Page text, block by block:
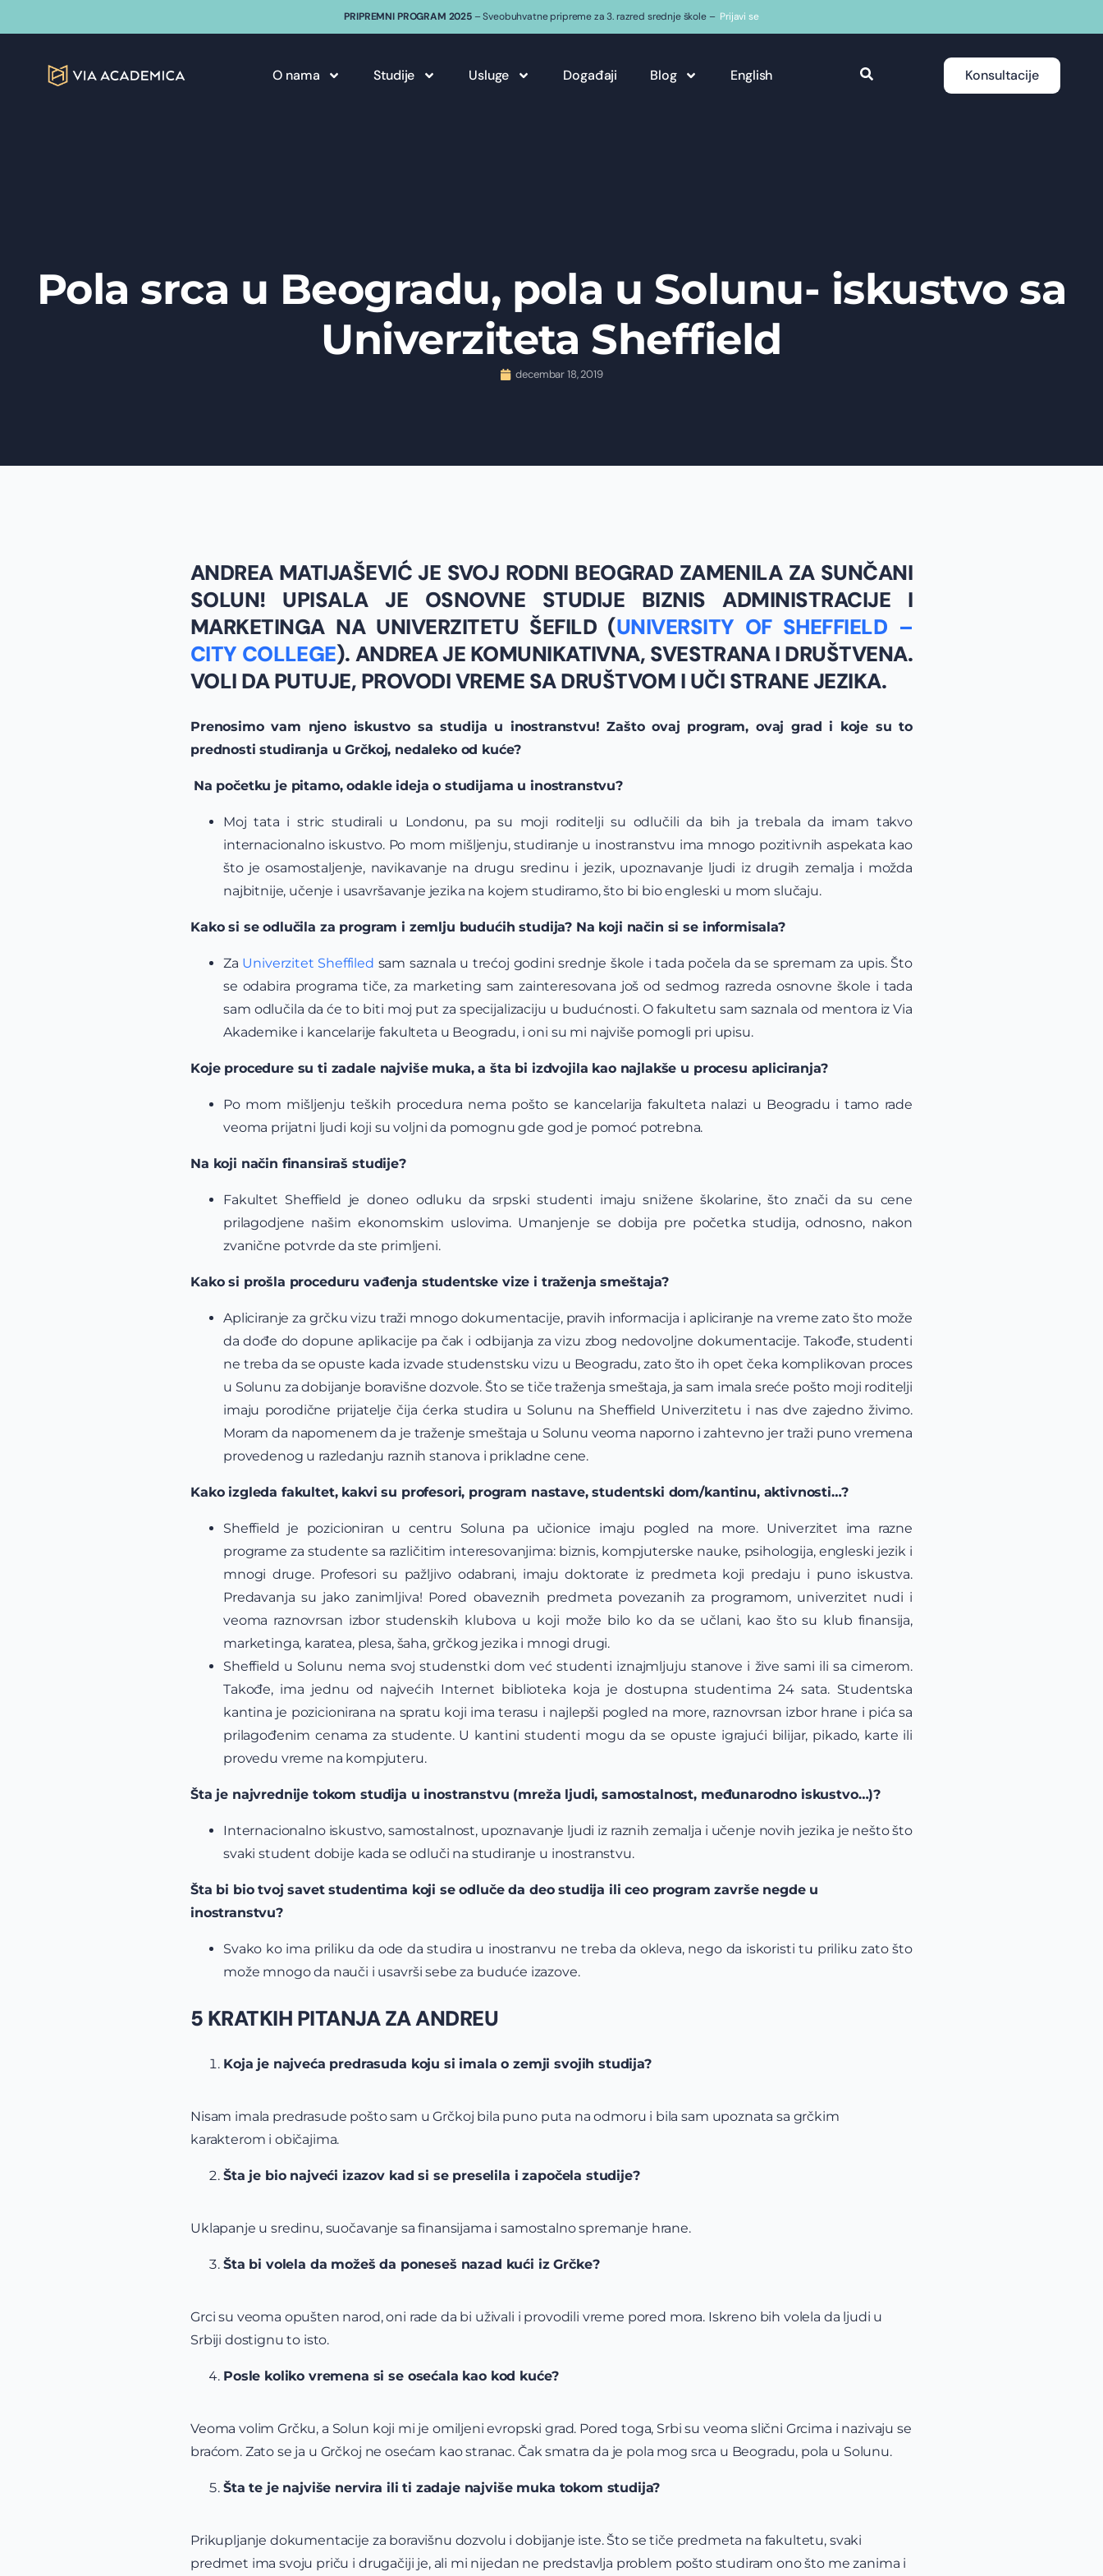
PRIPREMNI PROGRAM 2025– Sveobuhvatne pripreme za 3. razred srednje škole – Prijavi se
O nama Studije Usluge Događaji Blog English Konsultacije
Pola srca u Beogradu, pola u Solunu- iskustvo sa
Univerziteta Sheffield
decembar 18, 2019
ANDREA MATIJAŠEVIĆ JE SVOJ RODNI BEOGRAD ZAMENILA ZA SUNČANI
SOLUN! UPISALA JE OSNOVNE STUDIJE BIZNIS ADMINISTRACIJE I
MARKETINGA NA UNIVERZITETU ŠEFILD (UNIVERSITY OF SHEFFIELD –
CITY COLLEGE). ANDREA JE KOMUNIKATIVNA, SVESTRANA I DRUŠTVENA.
VOLI DA PUTUJE, PROVODI VREME SA DRUŠTVOM I UČI STRANE JEZIKA.
Prenosimo vam njeno iskustvo sa studija u inostranstvu! Zašto ovaj program, ovaj grad i koje su to
prednosti studiranja u Grčkoj, nedaleko od kuće?
Na početku je pitamo, odakle ideja o studijama u inostranstvu?
Moj tata i stric studirali u Londonu, pa su moji roditelji su odlučili da bih ja trebala da imam takvo
internacionalno iskustvo. Po mom mišljenju, studiranje u inostranstvu ima mnogo pozitivnih aspekata kao
što je osamostaljenje, navikavanje na drugu sredinu i jezik, upoznavanje ljudi iz drugih zemalja i možda
najbitnije, učenje i usavršavanje jezika na kojem studiramo, što bi bio engleski u mom slučaju.
Kako si se odlučila za program i zemlju budućih studija? Na koji način si se informisala?
Za Univerzitet Sheffiled sam saznala u trećoj godini srednje škole i tada počela da se spremam za upis. Što
se odabira programa tiče, za marketing sam zainteresovana još od sedmog razreda osnovne škole i tada
sam odlučila da će to biti moj put za specijalizaciju u budućnosti. O fakultetu sam saznala od mentora iz Via
Akademike i kancelarije fakulteta u Beogradu, i oni su mi najviše pomogli pri upisu.
Koje procedure su ti zadale najviše muka, a šta bi izdvojila kao najlakše u procesu apliciranja?
Po mom mišljenju teških procedura nema pošto se kancelarija fakulteta nalazi u Beogradu i tamo rade
veoma prijatni ljudi koji su voljni da pomognu gde god je pomoć potrebna.
Na koji način finansiraš studije?
Fakultet Sheffield je doneo odluku da srpski studenti imaju snižene školarine, što znači da su cene
prilagodjene našim ekonomskim uslovima. Umanjenje se dobija pre početka studija, odnosno, nakon
zvanične potvrde da ste primljeni.
Kako si prošla proceduru vađenja studentske vize i traženja smeštaja?
Apliciranje za grčku vizu traži mnogo dokumentacije, pravih informacija i apliciranje na vreme zato što može
da dođe do dopune aplikacije pa čak i odbijanja za vizu zbog nedovoljne dokumentacije. Takođe, studenti
ne treba da se opuste kada izvade studenstsku vizu u Beogradu, zato što ih opet čeka komplikovan proces
u Solunu za dobijanje boravišne dozvole. Što se tiče traženja smeštaja, ja sam imala sreće pošto moji roditelji
imaju porodične prijatelje čija ćerka studira u Solunu na Sheffield Univerzitetu i nas dve zajedno živimo.
Moram da napomenem da je traženje smeštaja u Solunu veoma naporno i zahtevno jer traži puno vremena
provedenog u razledanju raznih stanova i prikladne cene.
Kako izgleda fakultet, kakvi su profesori, program nastave, studentski dom/kantinu, aktivnosti…?
Sheffield je pozicioniran u centru Soluna pa učionice imaju pogled na more. Univerzitet ima razne
programe za studente sa različitim interesovanjima: biznis, kompjuterske nauke, psihologija, engleski jezik i
mnogi druge. Profesori su pažljivo odabrani, imaju doktorate iz predmeta koji predaju i puno iskustva.
Predavanja su jako zanimljiva! Pored obaveznih predmeta povezanih za programom, univerzitet nudi i
veoma raznovrsan izbor studenskih klubova u koji može bilo ko da se učlani, kao što su klub finansija,
marketinga, karatea, plesa, šaha, grčkog jezika i mnogi drugi.
Sheffield u Solunu nema svoj studenstki dom već studenti iznajmljuju stanove i žive sami ili sa cimerom.
Takođe, ima jednu od najvećih Internet biblioteka koja je dostupna studentima 24 sata. Studentska
kantina je pozicionirana na spratu koji ima terasu i najlepši pogled na more, raznovrsan izbor hrane i pića sa
prilagođenim cenama za studente. U kantini studenti mogu da se opuste igrajući bilijar, pikado, karte ili
provedu vreme na kompjuteru.
Šta je najvrednije tokom studija u inostranstvu (mreža ljudi, samostalnost, međunarodno iskustvo…)?
Internacionalno iskustvo, samostalnost, upoznavanje ljudi iz raznih zemalja i učenje novih jezika je nešto što
svaki student dobije kada se odluči na studiranje u inostranstvu.
Šta bi bio tvoj savet studentima koji se odluče da deo studija ili ceo program završe negde u
inostranstvu?
Svako ko ima priliku da ode da studira u inostranvu ne treba da okleva, nego da iskoristi tu priliku zato što
može mnogo da nauči i usavrši sebe za buduće izazove.
5 KRATKIH PITANJA ZA ANDREU
Koja je najveća predrasuda koju si imala o zemji svojih studija?
Nisam imala predrasude pošto sam u Grčkoj bila puno puta na odmoru i bila sam upoznata sa grčkim
karakterom i običajima.
Šta je bio najveći izazov kad si se preselila i započela studije?
Uklapanje u sredinu, suočavanje sa finansijama i samostalno spremanje hrane.
Šta bi volela da možeš da poneseš nazad kući iz Grčke?
Grci su veoma opušten narod, oni rade da bi uživali i provodili vreme pored mora. Iskreno bih volela da ljudi u
Srbiji dostignu to isto.
Posle koliko vremena si se osećala kao kod kuće?
Veoma volim Grčku, a Solun koji mi je omiljeni evropski grad. Pored toga, Srbi su veoma slični Grcima i nazivaju se
braćom. Zato se ja u Grčkoj ne osećam kao stranac. Čak smatra da je pola mog srca u Beogradu, pola u Solunu.
Šta te je najviše nervira ili ti zadaje najviše muka tokom studija?
Prikupljanje dokumentacije za boravišnu dozvolu i dobijanje iste. Što se tiče predmeta na fakultetu, svaki
predmet ima svoju priču i drugačiji je, ali mi nijedan ne predstavlja problem pošto studiram ono što me zanima i